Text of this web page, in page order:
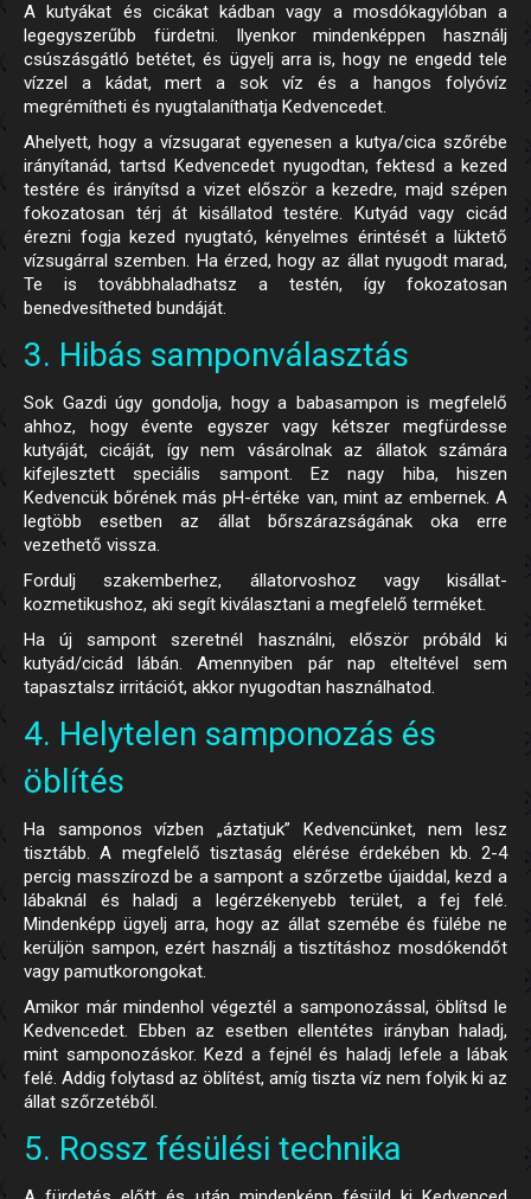
A kutyákat és cicákat kádban vagy a mosdókagylóban a
legegyszerűbb fürdetni. Ilyenkor mindenképpen használj
csúszásgátló betétet, és ügyelj arra is, hogy ne engedd tele
vízzel a kádat, mert a sok víz és a hangos folyóvíz
megrémítheti és nyugtalaníthatja Kedvencedet.
Ahelyett, hogy a vízsugarat egyenesen a kutya/cica szőrébe
irányítanád, tartsd Kedvencedet nyugodtan, fektesd a kezed
testére és irányítsd a vizet először a kezedre, majd szépen
fokozatosan térj át kisállatod testére. Kutyád vagy cicád
érezni fogja kezed nyugtató, kényelmes érintését a lüktető
vízsugárral szemben. Ha érzed, hogy az állat nyugodt marad,
Te is továbbhaladhatsz a testén, így fokozatosan
benedvesítheted bundáját.
3. Hibás samponválasztás
Sok Gazdi úgy gondolja, hogy a babasampon is megfelelő
ahhoz, hogy évente egyszer vagy kétszer megfürdesse
kutyáját, cicáját, így nem vásárolnak az állatok számára
kifejlesztett speciális sampont. Ez nagy hiba, hiszen
Kedvencük bőrének más pH-értéke van, mint az embernek. A
legtöbb esetben az állat bőrszárazságának oka erre
vezethető vissza.
Fordulj szakemberhez, állatorvoshoz vagy kisállat-
kozmetikushoz, aki segít kiválasztani a megfelelő terméket.
Ha új sampont szeretnél használni, először próbáld ki
kutyád/cicád lábán. Amennyiben pár nap elteltével sem
tapasztalsz irritációt, akkor nyugodtan használhatod.
4. Helytelen samponozás és
öblítés
Ha samponos vízben „áztatjuk” Kedvencünket, nem lesz
tisztább. A megfelelő tisztaság elérése érdekében kb. 2-4
percig masszírozd be a sampont a szőrzetbe újaiddal, kezd a
lábaknál és haladj a legérzékenyebb terület, a fej felé.
Mindenképp ügyelj arra, hogy az állat szemébe és fülébe ne
kerüljön sampon, ezért használj a tisztításhoz mosdókendőt
vagy pamutkorongokat.
Amikor már mindenhol végeztél a samponozással, öblítsd le
Kedvencedet. Ebben az esetben ellentétes irányban haladj,
mint samponozáskor. Kezd a fejnél és haladj lefele a lábak
felé. Addig folytasd az öblítést, amíg tiszta víz nem folyik ki az
állat szőrzetéből.
5. Rossz fésülési technika